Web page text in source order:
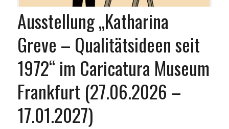
Ausstellung „Katharina
Greve – Qualitätsideen seit
1972“ im Caricatura Museum
Frankfurt (27.06.2026 –
17.01.2027)